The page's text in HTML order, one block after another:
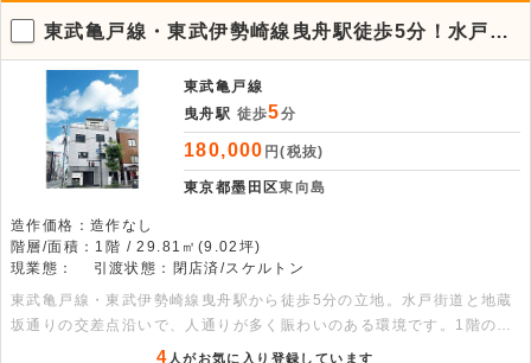
東武亀戸線・東武伊勢崎線曳舟駅徒歩5分！水戸街
道沿いの1階店舗物件。
東武亀戸線
曳舟駅 徒歩5分
180,000 円(税抜)
東京都墨田区東向島
造作価格：造作なし
階層/面積：1階 / 29.81㎡(9.02坪)
現業態：
引渡状態：閉店済/スケルトン
東武亀戸線・東武伊勢崎線曳舟駅から徒歩5分の立地。水戸街道と地蔵
坂通りの交差点沿いで、人通りが多く賑わいのある環境です。1階の角
地店舗で面積は29.81平米。詳細につきましてはお問い合わせくださ
4 人がお気に入り登録しています